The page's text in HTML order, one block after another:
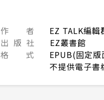
作 者
EZ TALK編
出 版 社
EZ叢書館
格 式
EPUB(固定版
不提供電子書